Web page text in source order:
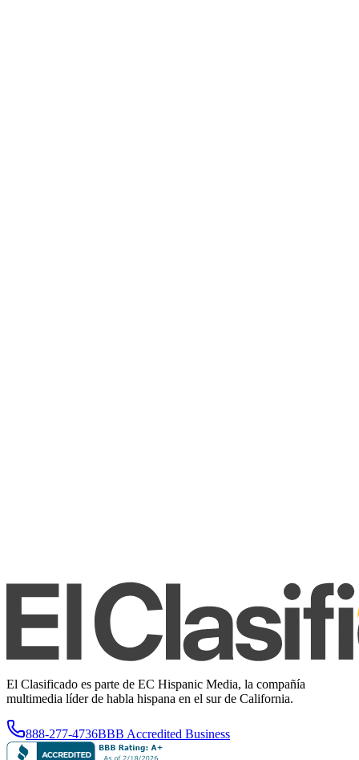
El Clasificado es parte de EC Hispanic Media, la compañía
multimedia líder de habla hispana en el sur de California.
888-277-4736BBB Accredited Business